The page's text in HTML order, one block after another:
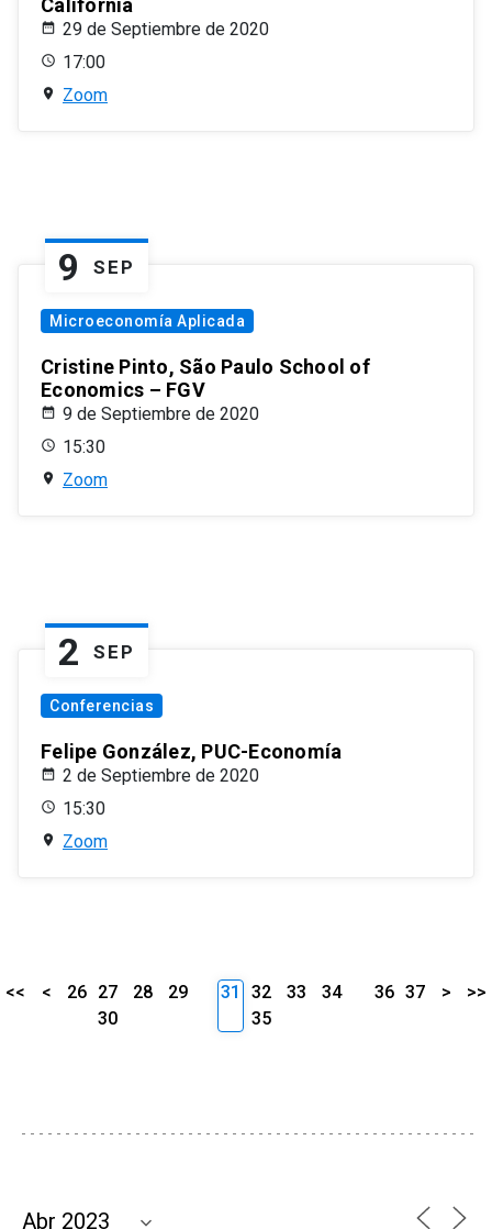
California
29 de Septiembre de 2020
17:00
Zoom
9 SEP
Microeconomía Aplicada
Cristine Pinto, São Paulo School of
Economics – FGV
9 de Septiembre de 2020
15:30
Zoom
2 SEP
Conferencias
Felipe González, PUC-Economía
2 de Septiembre de 2020
15:30
Zoom
<< < 26 27 28
29
30
31 32 33
34
35
36 37 > >>